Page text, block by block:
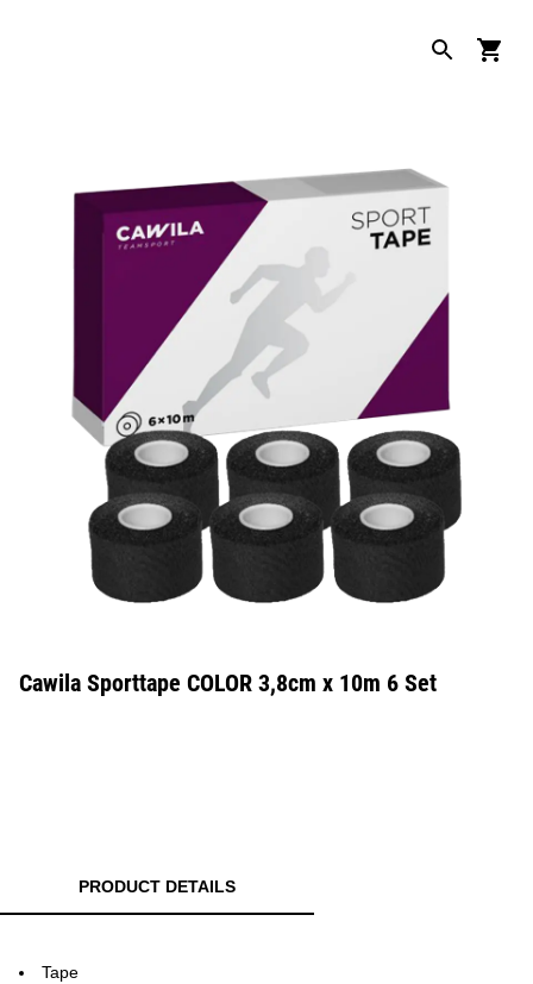
Cawila Sporttape COLOR 3,8cm x 10m 6 Set
PRODUCT DETAILS
Tape